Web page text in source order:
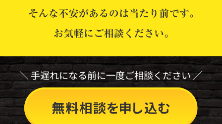
手遅れになる前に一度ご相談ください